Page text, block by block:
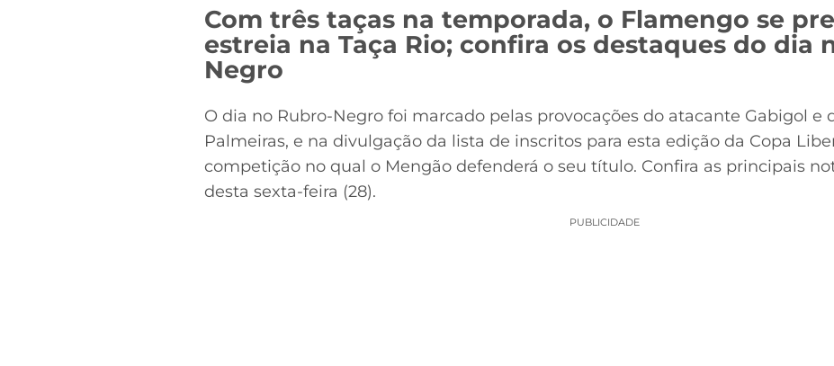
Com três taças na temporada, o Flamengo se
estreia na Taça Rio; confira os destaques do dia
Negro
O dia no Rubro-Negro foi marcado pelas provocações do atacante Gabigol e
Palmeiras, e na divulgação da lista de inscritos para esta edição da Copa
competição no qual o Mengão defenderá o seu título. Confira as principais
desta sexta-feira (28).
PUBLICIDADE